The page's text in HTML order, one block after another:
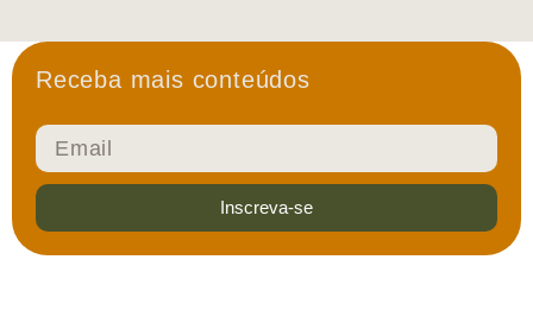
Receba mais conteúdos
Inscreva-se